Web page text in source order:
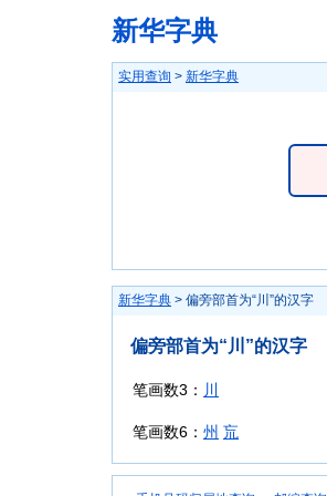
新华字典
实用查询 > 新华字典
新华字典 > 偏旁部首为“川”的汉字
偏旁部首为“川”的汉字
笔画数3： 川
笔画数6： 州 巟